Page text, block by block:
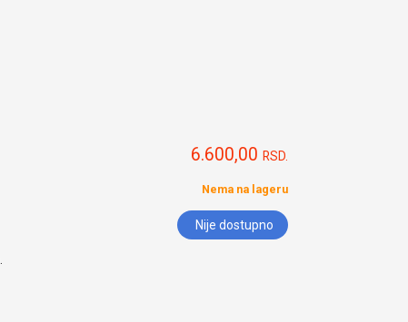
6.600,00 RSD.
Nema na lageru
Nije dostupno